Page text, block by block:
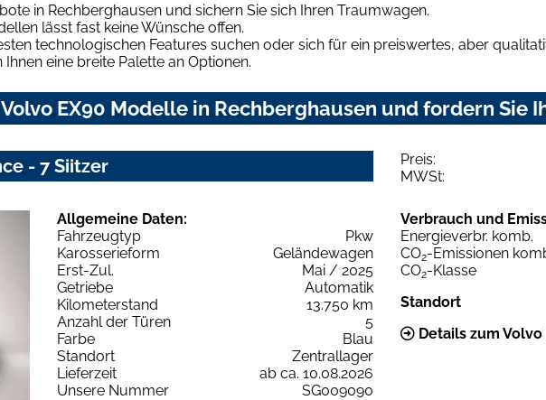
in Rechberghausen und sichern Sie sich Ihren Traumwagen.
lässt fast keine Wünsche offen.
technologischen Features suchen oder sich für ein preiswertes, aber
eine breite Palette an Optionen.
EX90 Modelle in Rechberghausen und fordern Sie
- 7 Siitzer Preis:
MWSt:
Allgemeine Daten:
Fahrzeugtyp
Pkw
Karosserieform
Geländewagen
Erst-Zul.
Mai / 2025
Getriebe
Automatik
Kilometerstand
13.750 km
Anzahl der Türen
5
Farbe
Blau
Standort
Zentrallager
Lieferzeit
ab ca. 10.08.2026
Unsere Nummer
SG009090
Verbrauch und
Energieverbr. komb.
CO2-Emissionen
CO2-Klasse
Standort
Details zum